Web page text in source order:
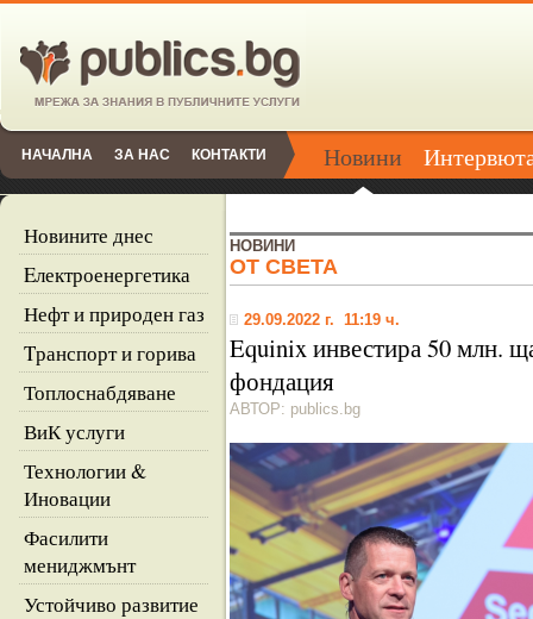
НАЧАЛНА ЗА НАС КОНТАКТИ Новини
Новините днес
Eлектроенергетика
Нефт и природен газ
Tранспорт и горива
Топлоснабдяване
ВиК услуги
Технологии &
Иновации
Фасилити
мениджмънт
Устойчиво развитие
НОВИНИ
ОТ СВЕТА
29.09.2022 г. 11:19 ч.
Equinix инвестира 50 млн.
фондация
АВТОР: publics.bg